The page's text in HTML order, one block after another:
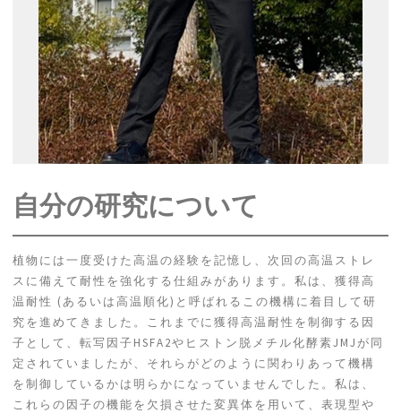
自分の研究について
植物には一度受けた高温の経験を記憶し、次回の高温ストレ
スに備えて耐性を強化する仕組みがあります。私は、獲得高
温耐性 (あるいは高温順化)と呼ばれるこの機構に着目して研
究を進めてきました。これまでに獲得高温耐性を制御する因
子として、転写因子HSFA2やヒストン脱メチル化酵素JMJが同
定されていましたが、それらがどのように関わりあって機構
を制御しているかは明らかになっていませんでした。私は、
これらの因子の機能を欠損させた変異体を用いて、表現型や